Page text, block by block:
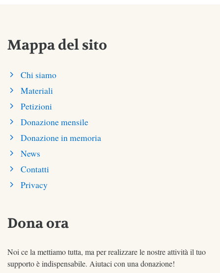
Mappa del sito
Chi siamo
Materiali
Petizioni
Donazione mensile
Donazione in memoria
News
Contatti
Privacy
Dona ora
Noi ce la mettiamo tutta, ma per realizzare le nostre attività il tuo
supporto è indispensabile. Aiutaci con una donazione!